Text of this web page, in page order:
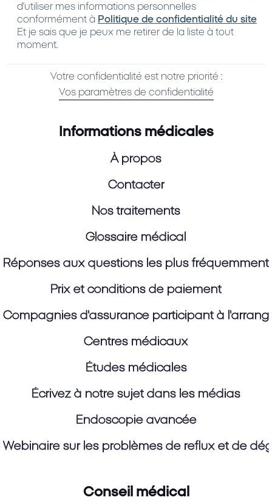
d'utiliser mes informations personnelles
conformément à Politique de confidentialité du site
Et je sais que je peux me retirer de la liste à tout
moment.
Votre confidentialité est notre priorité :
Vos paramètres de confidentialité
Informations médicales
À propos
Contacter
Nos traitements
Glossaire médical
Réponses aux questions les plus
Prix et conditions de paiement
Compagnies d'assurance participant à
Centres médicaux
Études médicales
Écrivez à notre sujet dans les médias
Endoscopie avancée
Webinaire sur les problèmes de reflux et de
Conseil médical